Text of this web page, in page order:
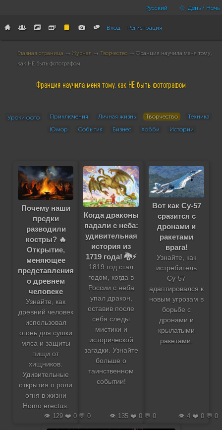
Русский День / Ночь
Вход Регистрация
Главная страница → Журнал → Творчество → Франция научила меня тому,
как НЕ быть фотографом
Франция научила меня тому, как НЕ быть фотографом
Уроки фото Приключения Личная жизнь Творчество
Техника
Юмор
События Бизнес Хобби Истории
Почему наши
предки
разводили
костры? 🔥
Открытие,
меняющее
представления
о древнем
человеке
Узнайте, как
древний человек
использовал
огонь для сушки
мяса и защиты
пищи от
хищников.
Удивительные
открытия о роли
огня в жизни
Homo erectus.
👁️ 129 ❤️ 0 💬 0
Когда драконы
падали с неба:
удивительная
история из
1719 года! 🐉⚡️
1819 год стал
годом, когда в
России с неба
упал дракон,
оставив после
себя следы
мистики и
исторической
загадки. Узнайте
больше о
таинственном
событии!
👁️ 135 ❤️ 0 💬 0
Вот как Су-57
сразится с
дронами и
ракетами
врага!
Узнайте, как
истребитель
Су-57
адаптировался к
новым угрозам в
борьбе с
дронами и
крылатыми
ракетами.
👁️ 4 ❤️ 0 💬 0